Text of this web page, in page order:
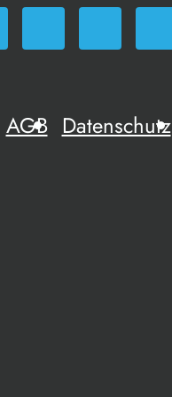
AGB Datenschutz